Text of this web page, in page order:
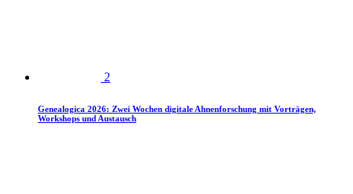
2
Genealogica 2026: Zwei Wochen digitale Ahnenforschung mit Vorträgen,
Workshops und Austausch